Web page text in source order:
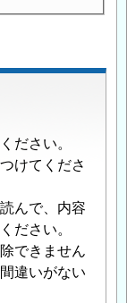
ださい。
けてくださ
んで、内容
ださい。
できません
違いがない